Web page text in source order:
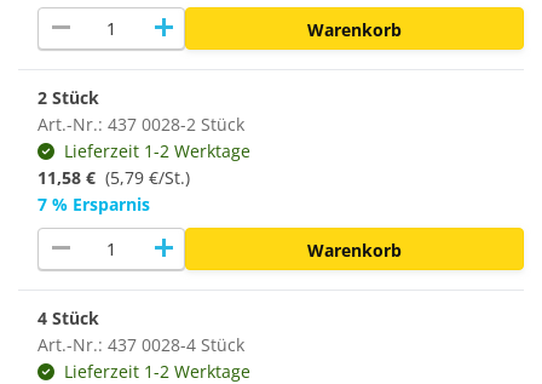
remove add Warenkorb
2 Stück
Art.-Nr.: 437 0028-2 Stück
Lieferzeit 1-2 Werktage
11,58 € (5,79 €/St.)
7 % Ersparnis
remove add Warenkorb
4 Stück
Art.-Nr.: 437 0028-4 Stück
Lieferzeit 1-2 Werktage